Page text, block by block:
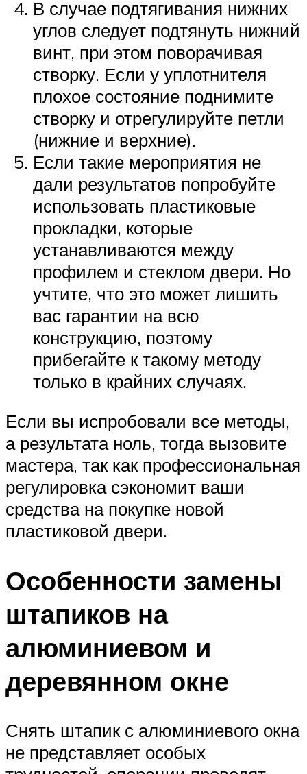
В случае подтягивания нижних
углов следует подтянуть нижний
винт, при этом поворачивая
створку. Если у уплотнителя
плохое состояние поднимите
створку и отрегулируйте петли
(нижние и верхние).
Если такие мероприятия не
дали результатов попробуйте
использовать пластиковые
прокладки, которые
устанавливаются между
профилем и стеклом двери. Но
учтите, что это может лишить
вас гарантии на всю
конструкцию, поэтому
прибегайте к такому методу
только в крайних случаях.
Если вы испробовали все методы,
а результата ноль, тогда вызовите
мастера, так как профессиональная
регулировка сэкономит ваши
средства на покупке новой
пластиковой двери.
Особенности замены
штапиков на
алюминиевом и
деревянном окне
Снять штапик с алюминиевого окна
не представляет особых